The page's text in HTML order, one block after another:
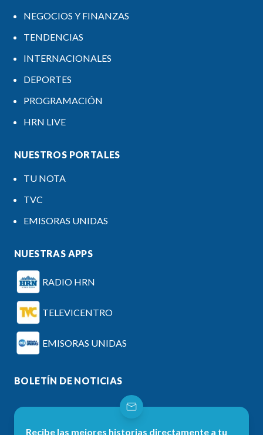
NEGOCIOS Y FINANZAS
TENDENCIAS
INTERNACIONALES
DEPORTES
PROGRAMACIÓN
HRN LIVE
NUESTROS PORTALES
TU NOTA
TVC
EMISORAS UNIDAS
NUESTRAS APPS
RADIO HRN
TELEVICENTRO
EMISORAS UNIDAS
BOLETÍN DE NOTICIAS
Recibe las mejores historias directamente a tu